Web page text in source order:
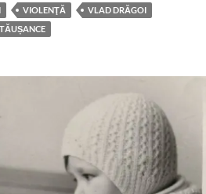
VIOLENŢĂ
VLAD DRĂGOI